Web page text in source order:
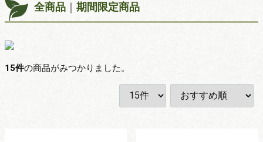
全商品 期間限定商品
15件の商品がみつかりました。